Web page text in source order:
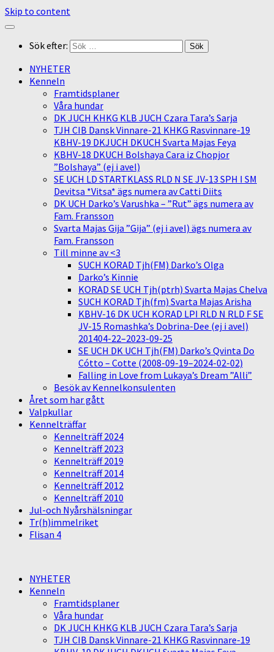
Skip to content
Sök efter:
NYHETER
Kenneln
Framtidsplaner
Våra hundar
DK JUCH KHKG KLB JUCH Czara Tara’s Sarja
TJH CIB Dansk Vinnare-21 KHKG Rasvinnare-19
KBHV-19 DKJUCH DKUCH Svarta Majas Feya
KBHV-18 DKUCH Bolshaya Cara iz Chopjor
”Bolshaya” (ej i avel)
SE UCH LD STARTKLASS RLD N SE JV-13 SPH I SM
Devitsa *Vitsa* ägs numera av Catti Diits
DK UCH Darko’s Varushka – ”Rut” ägs numera av
Fam. Fransson
Svarta Majas Gija ”Gija” (ej i avel) ägs numera av
Fam. Fransson
Till minne av <3
SUCH KORAD Tjh(FM) Darko’s Olga
Darko’s Kinnie
KORAD SE UCH Tjh(ptrh) Svarta Majas Chelva
SUCH KORAD Tjh(fm) Svarta Majas Arisha
KBHV-16 DK UCH KORAD LPI RLD N RLD F SE
JV-15 Romashka’s Dobrina-Dee (ej i avel)
201404-22–2023-09-25
SE UCH DK UCH Tjh(FM) Darko’s Qvinta Do
Cótto – Cotte (2008-09-19–2024-02-02)
Falling in Love from Lukaya’s Dream ”Alli”
Besök av Kennelkonsulenten
Året som har gått
Valpkullar
Kennelträffar
Kennelträff 2024
Kennelträff 2023
Kennelträff 2019
Kennelträff 2014
Kennelträff 2012
Kennelträff 2010
Jul-och Nyårshälsningar
Tr(h)immelriket
Flisan 4
NYHETER
Kenneln
Framtidsplaner
Våra hundar
DK JUCH KHKG KLB JUCH Czara Tara’s Sarja
TJH CIB Dansk Vinnare-21 KHKG Rasvinnare-19